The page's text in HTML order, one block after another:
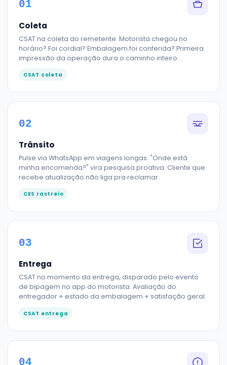
01
Coleta
CSAT na coleta do remetente. Motorista chegou no
horário? Foi cordial? Embalagem foi conferida? Primeira
impressão da operação dura o caminho inteiro.
CSAT coleta
02
Trânsito
Pulse via WhatsApp em viagens longas. "Onde está
minha encomenda?" vira pesquisa proativa. Cliente que
recebe atualização não liga pra reclamar.
CES rastreio
03
Entrega
CSAT no momento da entrega, disparado pelo evento
de bipagem no app do motorista. Avaliação do
entregador + estado da embalagem + satisfação geral.
CSAT entrega
04